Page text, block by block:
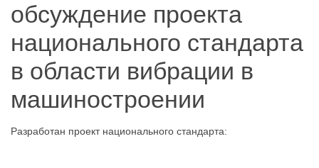
обсуждение проекта
национального стандарта
в области вибрации в
машиностроении
Разработан проект национального стандарта: